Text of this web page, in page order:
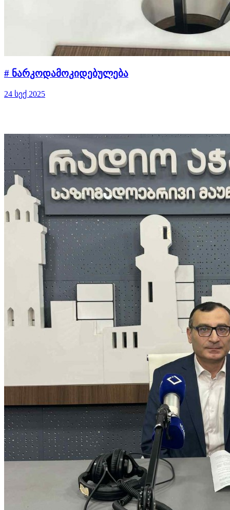
# ნარკოდამოკიდებულება
24 სექ 2025